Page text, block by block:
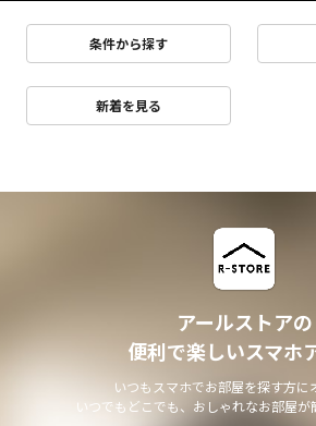
条件から探す
新着を見る
アールストアの
便利で楽しいスマホ
いつもスマホでお部屋を探す方に
いつでもどこでも、おしゃれなお部屋が